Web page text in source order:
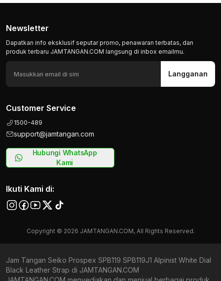
Newsletter
Dapatkan info eksklusif seputar promo, penawaran terbatas, dan
produk terbaru JAMTANGAN.COM langsung di inbox emailmu.
Langganan
Customer Service
1500-489
support@jamtangan.com
Hubungi WhatsApp
Kami
Ikuti Kami di:
Copyright © 2026 JAMTANGAN.COM, All Rights Reserved.
Jam Tangan Seiko Prospex SPB119 SPB119J1 Alpinist White Dial
Black Leather Strap di JAMTANGAN.COM